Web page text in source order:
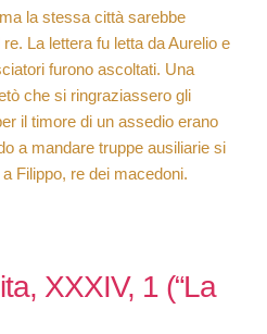
la stessa città sarebbe
La lettera fu letta da Aurelio e
furono ascoltati. Una
che si ringraziassero gli
il timore di un assedio erano
a mandare truppe ausiliarie si
Filippo, re dei macedoni.
XXXIV, 1 (“La